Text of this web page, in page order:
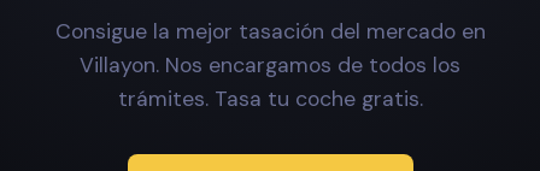
Consigue la mejor tasación del mercado en
Villayon. Nos encargamos de todos los
trámites. Tasa tu coche gratis.